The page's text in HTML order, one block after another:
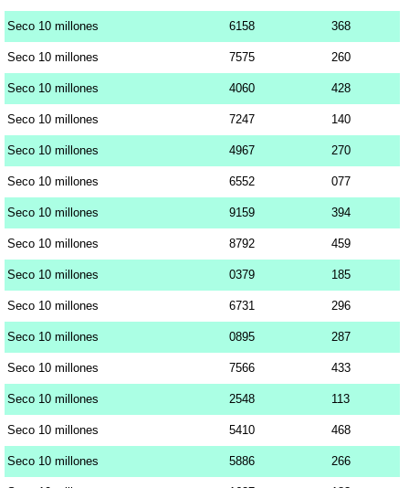
Seco 10 millones 6158 368
Seco 10 millones 7575 260
Seco 10 millones 4060 428
Seco 10 millones 7247 140
Seco 10 millones 4967 270
Seco 10 millones 6552 077
Seco 10 millones 9159 394
Seco 10 millones 8792 459
Seco 10 millones 0379 185
Seco 10 millones 6731 296
Seco 10 millones 0895 287
Seco 10 millones 7566 433
Seco 10 millones 2548 113
Seco 10 millones 5410 468
Seco 10 millones 5886 266